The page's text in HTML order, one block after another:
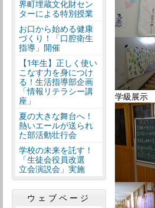
学級展示
界町埋蔵文化財セン
ターによる特別授業
お口から始める健康
づくり！「口腔衛生
指導」開催
【1年生】正しく使い
こなす力を身につけ
る！生活指導部企画
「情報リテラシー講
座」
夏の大きな舞台へ！
熱いエールが送られ
た部活動壮行会
学校の未来を託す！
「生徒会役員改選
立会演説会」実施
ウェブページ